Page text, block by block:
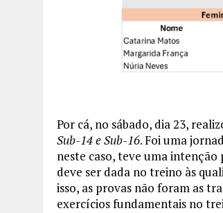
Por cá, no sábado, dia 23,
Sub-14 e Sub-16. Foi uma
neste caso, teve uma
deve ser dada no treino às
isso, as provas não foram as
exercícios fundamentais no